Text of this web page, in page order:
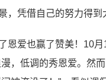
，凭借自己的努力得
恩爱也赢了赞美！10
，低调的秀恩爱。然